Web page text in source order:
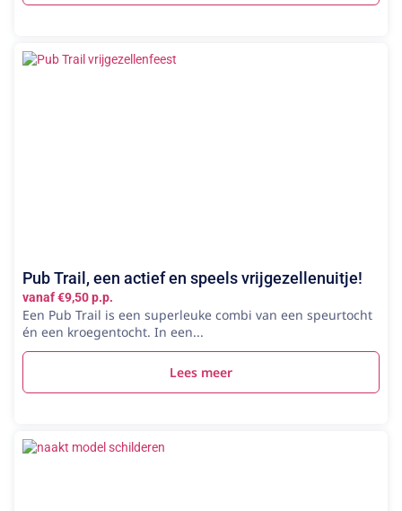
Pub Trail, een actief en speels vrijgezellenuitje!
vanaf €9,50 p.p.
Een Pub Trail is een superleuke combi van een speurtocht
én een kroegentocht. In een...
Lees meer